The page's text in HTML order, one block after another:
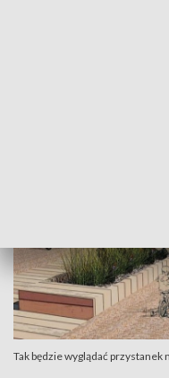
Tak będzie wyglądać przystanek